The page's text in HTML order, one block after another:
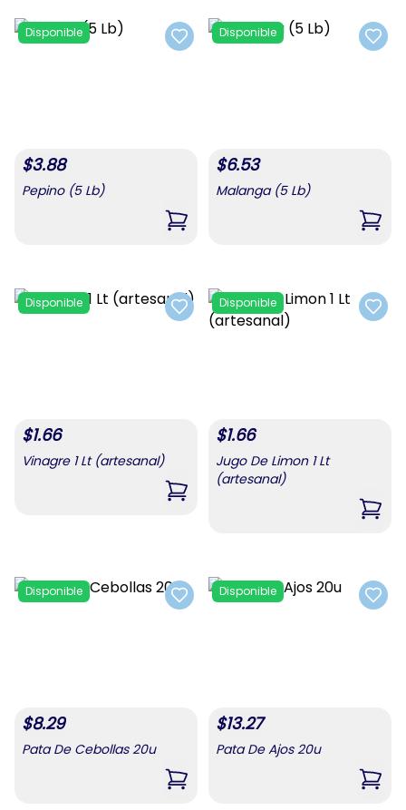
Add to favorites
Disponible
$3.88
Pepino (5 Lb)
,Pepino (5 Lb)
Add
Disponible
$6.53
Malanga (5 Lb)
,
Add to favorites
Disponible
$1.66
Vinagre 1 Lt (artesanal)
,Vinagre 1 Lt (artesanal)
Add
Disponible
$1.66
Jugo De Limon 1 Lt
(artesanal)
,
Add to favorites
Disponible
$8.29
Pata De Cebollas 20u
,Pata De Cebollas 20u
Add
Disponible
$13.27
Pata De Ajos 20u
,